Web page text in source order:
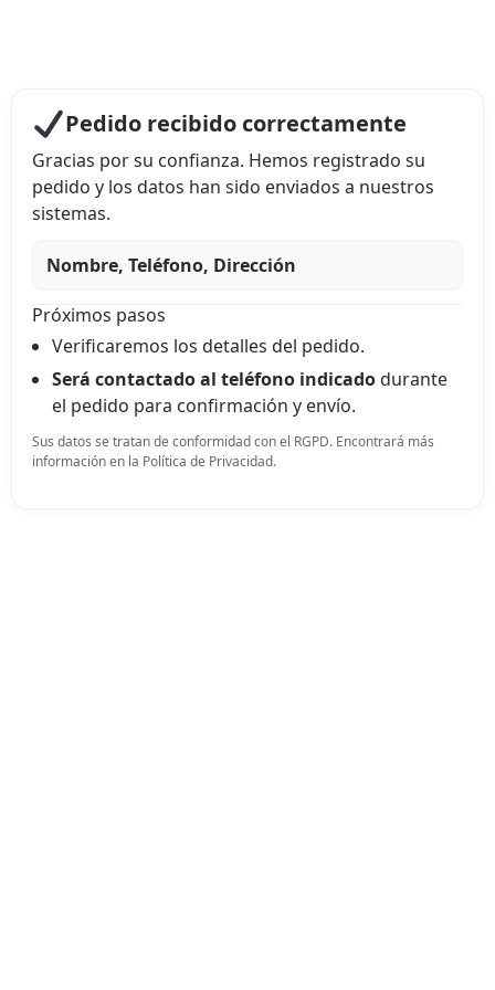
Pedido recibido correctamente
Gracias por su confianza. Hemos registrado su
pedido y los datos han sido enviados a nuestros
sistemas.
Nombre, Teléfono, Dirección
Próximos pasos
Verificaremos los detalles del pedido.
Será contactado al teléfono indicadodurante
el pedido para confirmación y envío.
Sus datos se tratan de conformidad con el RGPD. Encontrará más
información en la Política de Privacidad.